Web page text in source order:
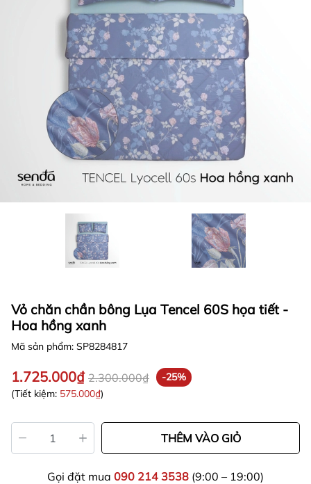
Vỏ chăn chần bông Lụa Tencel 60S họa tiết -
Hoa hồng xanh
Mã sản phẩm: SP8284817
1.725.000₫ 2.300.000₫
-25%
(Tiết kiệm: 575.000₫)
THÊM VÀO GIỎ
Gọi đặt mua 090 214 3538 (9:00 – 19:00)